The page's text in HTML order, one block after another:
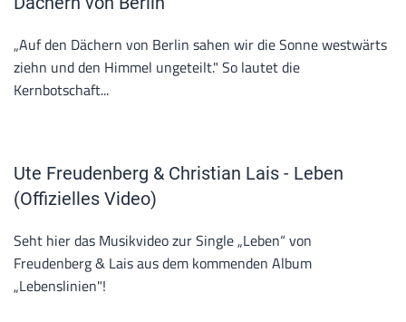
„Auf den Dächern von Berlin sahen wir die Sonne westwärts
ziehn und den Himmel ungeteilt." So lautet die
Kernbotschaft...
Ute Freudenberg & Christian Lais - Leben
(Offizielles Video)
Seht hier das Musikvideo zur Single „Leben“ von
Freudenberg & Lais aus dem kommenden Album
„Lebenslinien"!